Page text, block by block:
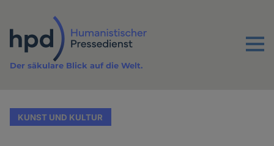
Inhalt
Menu
Der säkulare Blick auf die Welt.
KUNST UND KULTUR